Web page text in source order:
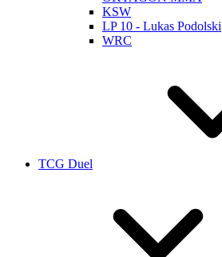
KSW
LP 10 - Lukas Podolski
WRC
TCG Duel